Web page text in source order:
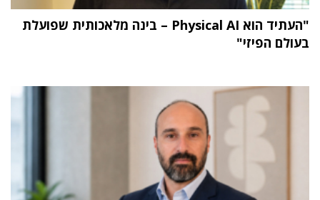
"העתיד הוא Physical AI – בינה מלאכותית שפועלת
בעולם הפיזי"